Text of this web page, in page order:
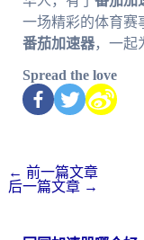
一场精彩的体育赛
番茄加速器，一起
Spread the love
← 前一篇文章
后一篇文章 →